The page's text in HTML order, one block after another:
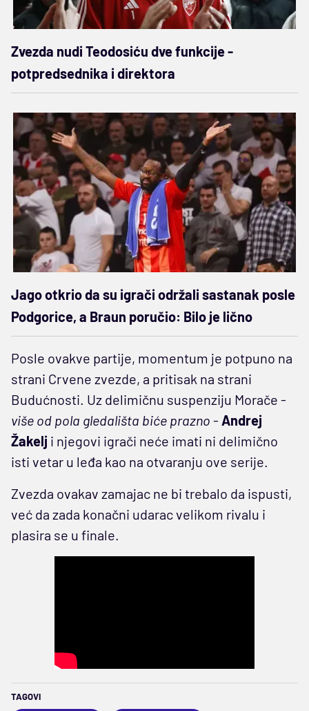
Zvezda nudi Teodosiću dve funkcije -
potpredsednika i direktora
Jago otkrio da su igrači održali sastanak posle
Podgorice, a Braun poručio: Bilo je lično
Posle ovakve partije, momentum je potpuno na
strani Crvene zvezde, a pritisak na strani
Budućnosti. Uz delimičnu suspenziju Morače -
više od pola gledališta biće prazno - Andrej
Žakelj i njegovi igrači neće imati ni delimično
isti vetar u leđa kao na otvaranju ove serije.
Zvezda ovakav zamajac ne bi trebalo da ispusti,
već da zada konačni udarac velikom rivalu i
plasira se u finale.
TAGOVI